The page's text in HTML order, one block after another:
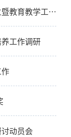
电气学院召开教育教学工作小组成立暨教育教学工作研讨会
工作调研
动员会